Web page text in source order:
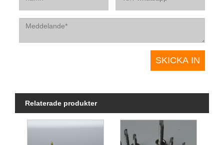
Relaterade produkter